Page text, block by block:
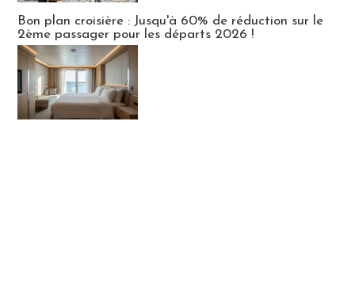
Bon plan croisière : Jusqu'à 60% de réduction sur le
2ème passager pour les départs 2026 !